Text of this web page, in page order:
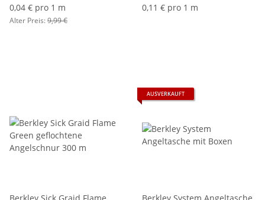
0,04 € pro 1 m
Alter Preis:9,99 €
0,11 € pro 1 m
AUSVERKAUFT